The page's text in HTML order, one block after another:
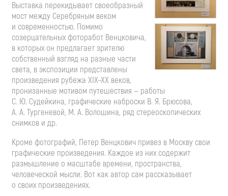
Выставка перекидывает своеобразный
мост между Серебряным веком
и современностью. Помимо
созерцательных фоторабот Венцковича,
в которых он предлагает зрителю
собственный взгляд на разные части
света, в экспозиции представлены
произведения рубежа XIX–XX веков,
пронизанные мотивом путешествия — работы
С. Ю. Судейкина, графические наброски В. Я. Брюсова,
А. А. Тургеневой, М. А. Волошина, ряд стереоскопических
снимков и др.
Кроме фотографий, Петер Венцкович привез в Москву свои
графические произведения. Каждое из них содержит
размышление о масштабе времени, пространства,
человеческой мысли. Вот как автор сам рассказывает
о своих произведениях.